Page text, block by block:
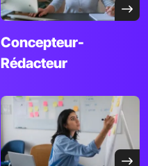
Concepteur-
Rédacteur